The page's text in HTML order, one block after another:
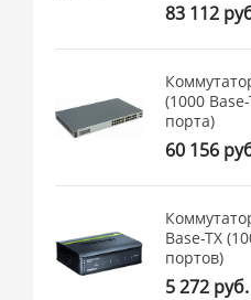
83 112
(1000
порта)
60 156
Base-TX
портов)
5 272 руб.